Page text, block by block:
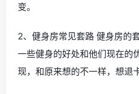
变。
2、健身房常见套路 健身房的
一些健身的好处和他们现在的
现，和原来想的不一样，想退